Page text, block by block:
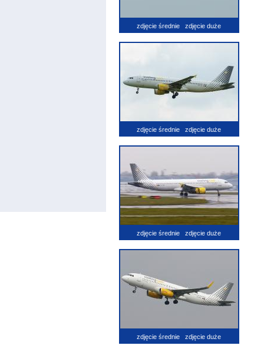
zdjęcie średnie zdjęcie duże
zdjęcie średnie zdjęcie duże
zdjęcie średnie zdjęcie duże
zdjęcie średnie zdjęcie duże